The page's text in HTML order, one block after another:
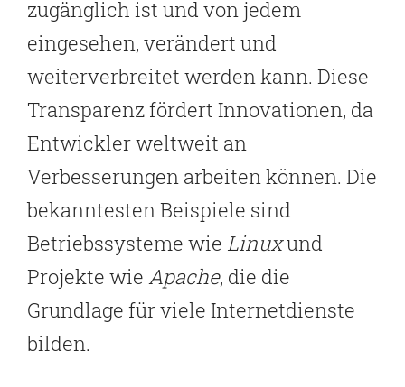
zugänglich ist und von jedem
eingesehen, verändert und
weiterverbreitet werden kann. Diese
Transparenz fördert Innovationen, da
Entwickler weltweit an
Verbesserungen arbeiten können. Die
bekanntesten Beispiele sind
Betriebssysteme wie Linuxund
Projekte wie Apache, die die
Grundlage für viele Internetdienste
bilden.